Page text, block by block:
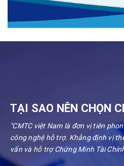
TẠI SAO NÊN CHỌN
"CMTC việt Nam là đơn vị tiên
công nghệ hỗ trợ. Khẳng định vị
vấn và hỗ trợ Chứng Minh Tài